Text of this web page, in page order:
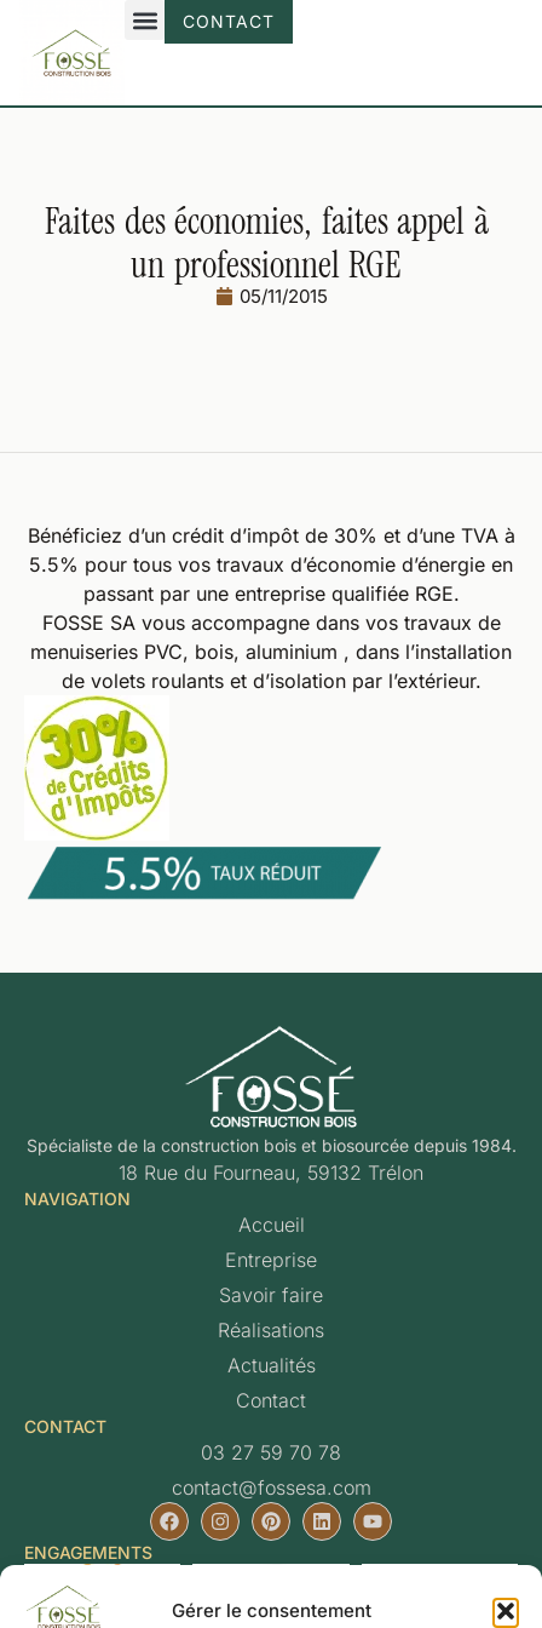
Gérer le consentement
CONTACT
Faites deséconomies, faitesappel à
un professionnelRGE
05/11/2015
Bénéficiez d’un crédit d’impôt de 30% et d’une TVA à
5.5% pour tous vos travaux d’économie d’énergie en
passant par une entreprise qualifiée RGE.
FOSSE SA vous accompagne dans vos travaux de
menuiseries PVC, bois, aluminium , dans l’installation
de volets roulants et d’isolation par l’extérieur.
Spécialiste de la construction bois et biosourcée depuis 1984.
18 Rue du Fourneau, 59132 Trélon
NAVIGATION
Accueil
Entreprise
Savoir faire
Réalisations
Actualités
Contact
CONTACT
03 27 59 70 78
contact@fossesa.com
ENGAGEMENTS